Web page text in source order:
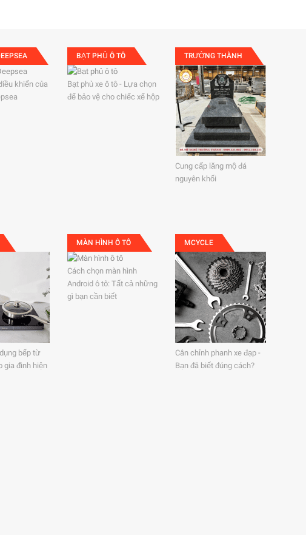
khiển của
BẠT PHỦ Ô TÔ
Bạt phủ xe ô tô - Lựa chọn
để bảo vệ cho chiếc xế hộp
TRƯỜNG THÀNH
Cung cấp lăng mộ đá
nguyên khối
bếp từ
gia đình hiện
MÀN HÌNH Ô TÔ
Cách chọn màn hình
Android ô tô: Tất cả những
gì bạn cần biết
MCYCLE
Cân chỉnh phanh xe đạp -
Bạn đã biết đúng cách?